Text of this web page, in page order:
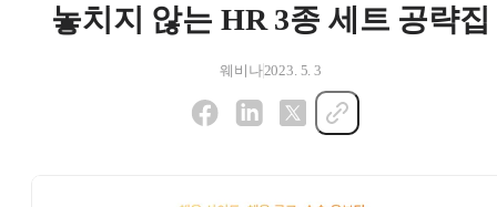
놓치지 않는 HR 3종 세트 공략집
웨비나2023. 5. 3